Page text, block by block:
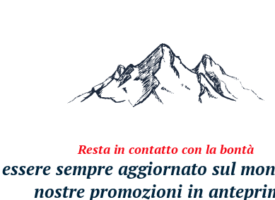
Resta in contatto con la bontà
sempre aggiornato sul
nostre promozioni in